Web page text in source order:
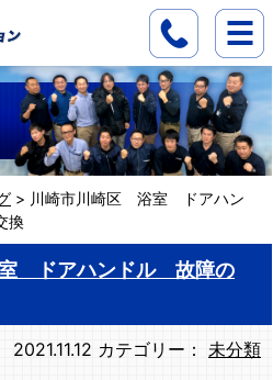
> 川崎市川崎区 浴室 ドアハン
換
ドアハンドル 故障の
2021.11.12 カテゴリー： 未分類